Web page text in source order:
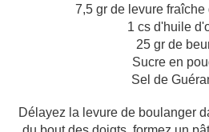
7,5 gr de levure
1 cs d'huile
25 gr de
Sucre en
Sel de
Délayez la levure de boulanger